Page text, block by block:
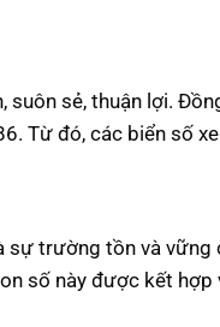
sẻ, thuận lợi.
Từ đó, các biển số
trường tồn và vững
số này được kết